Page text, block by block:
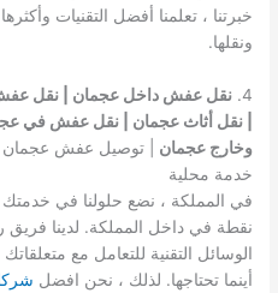
خبرتنا ، تعلمنا أفضل التقنيات وأكثرها
ونقلها.
4. نقل عفش داخل عجمان | نقل
وخارج عجمان | توصيل عفش عجمان
خدمة محلية
في المملكة ، نضع حلولنا في
نقطة في داخل المملكة. لدينا
الوسائل التقنية للتعامل مع
أينما تحتاجها. لذلك ، نحن افضل